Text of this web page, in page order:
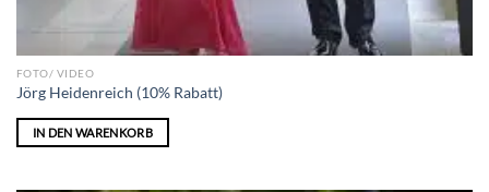
FOTO/ VIDEO
Jörg Heidenreich (10% Rabatt)
IN DEN WARENKORB